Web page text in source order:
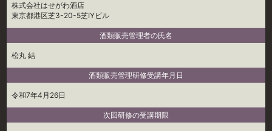
株式会社はせがわ酒店
東京都港区芝3-20-5芝IYビル
酒類販売管理者の氏名
松丸 結
酒類販売管理研修受講年月日
令和7年4月26日
次回研修の受講期限